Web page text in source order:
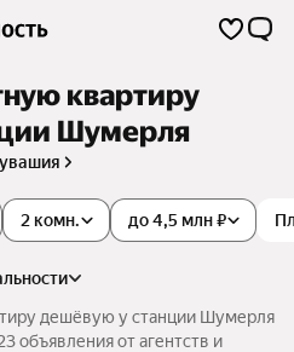
квартиру
Шумерля
2 комн. до 4,5 млн ₽
дешёвую у станции Шумерля
объявления от агентств и